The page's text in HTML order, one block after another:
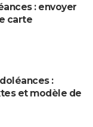
: envoyer
carte
:
et modèle de